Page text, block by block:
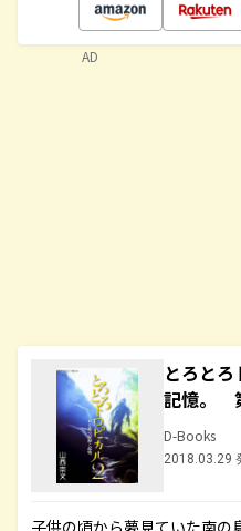
とろと
記憶。
D-Books
2018.03.29
子供の頃から夢見ていた南
AD